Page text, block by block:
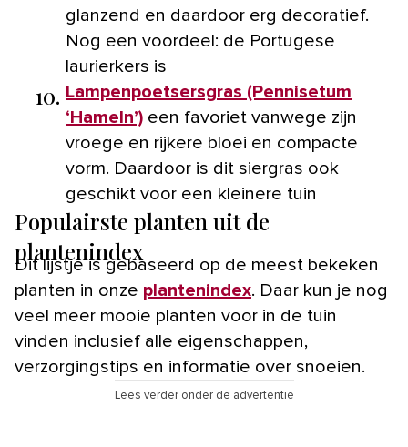
glanzend en daardoor erg decoratief.
Nog een voordeel: de Portugese
laurierkers is
10. Lampenpoetsersgras (Pennisetum
‘Hameln’) een favoriet vanwege zijn
vroege en rijkere bloei en compacte
vorm. Daardoor is dit siergras ook
geschikt voor een kleinere tuin
Populairste planten uit de
plantenindex
Dit lijstje is gebaseerd op de meest bekeken
planten in onze plantenindex. Daar kun je nog
veel meer mooie planten voor in de tuin
vinden inclusief alle eigenschappen,
verzorgingstips en informatie over snoeien.
Lees verder onder de advertentie